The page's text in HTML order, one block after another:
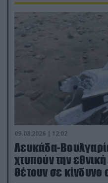
09.08.2026 | 12:02
Λευκάδα-
χτυπούν την
θέτουν σε